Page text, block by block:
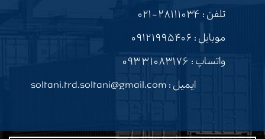
تلفن : ۲۸۱۱۱۰۳۴-۰۲۱
موبایل : ۰۹۱۲۱۹۹۵۴۰۶
واتساپ : ۰۹۳۳۱۰۸۳۱۷۶
ایمیل : soltani.trd.soltani@gmail.com